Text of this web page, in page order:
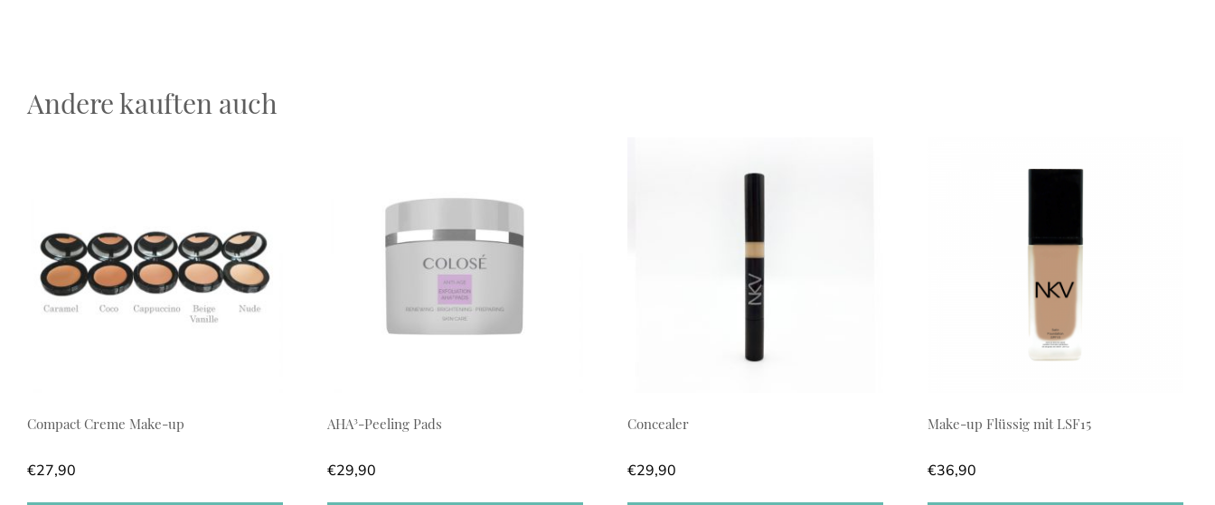
Andere kauften auch
Compact Creme Make-up
€27,90
AHA³-Peeling Pads
€29,90
Concealer
€29,90
Make-up Flüssig mit LSF15
€36,90